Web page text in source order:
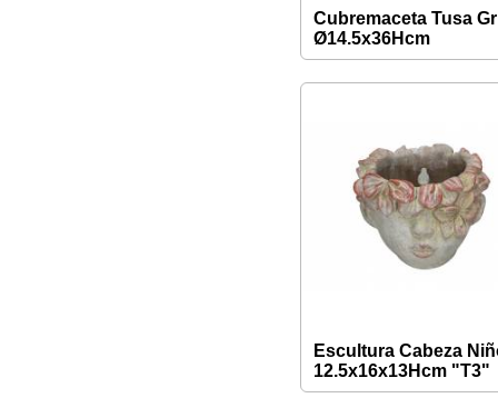
Cubremaceta Tusa
Ø14.5x36Hcm
Escultura Cabeza
12.5x16x13Hcm "T3"